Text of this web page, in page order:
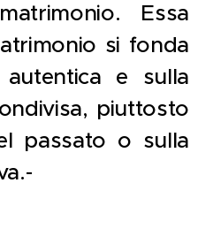
Essa
si fonda
e sulla
piuttosto
passato o sulla